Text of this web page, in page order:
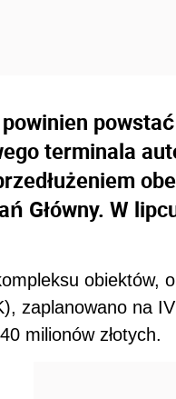
terminala
Główny. W
obiektów,
zaplanowano na
milionów złotych.